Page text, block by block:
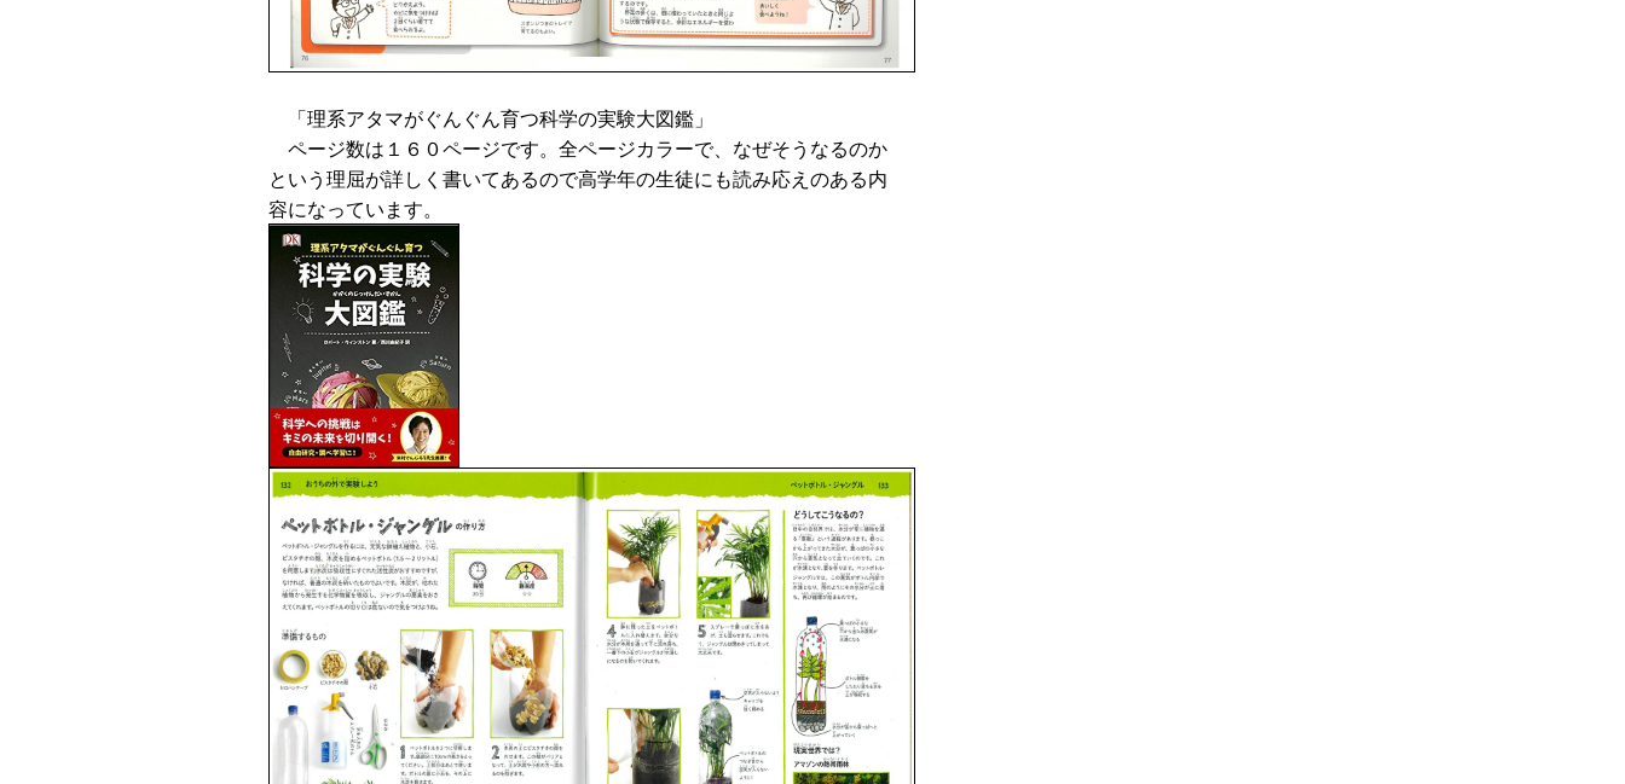
「理系アタマがぐんぐん育つ科学の実験大図鑑」
ページ数は１６０ページです。全ページカラーで、なぜそうなるのか
という理屈が詳しく書いてあるので高学年の生徒にも読み応えのある内
容になっています。